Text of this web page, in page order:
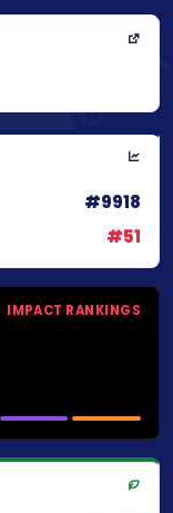
#9918
#51
IMPACT RANKINGS